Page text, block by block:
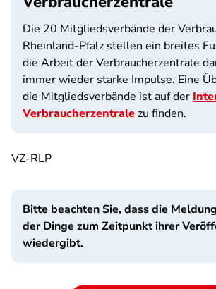
Die 20 Mitgliedsverbände der
Rheinland-Pfalz stellen ein breites
die Arbeit der Verbraucherzentrale
immer wieder starke Impulse. Eine
die Mitgliedsverbände ist auf der
Verbraucherzentralezu finden.
VZ-RLP
Bitte beachten Sie, dass die
der Dinge zum Zeitpunkt ihrer
wiedergibt.